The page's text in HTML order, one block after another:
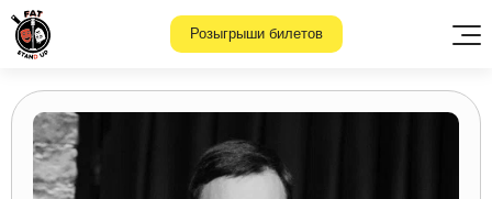
Розыгрыши билетов